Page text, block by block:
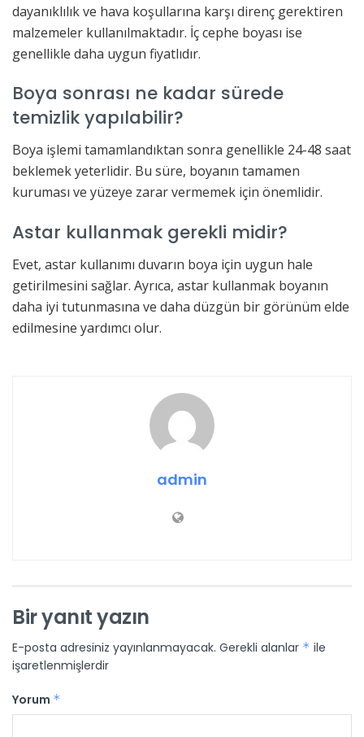
dayanıklılık ve hava koşullarına karşı direnç gerektiren
malzemeler kullanılmaktadır. İç cephe boyası ise
genellikle daha uygun fiyatlıdır.
Boya sonrası ne kadar sürede
temizlik yapılabilir?
Boya işlemi tamamlandıktan sonra genellikle 24-48 saat
beklemek yeterlidir. Bu süre, boyanın tamamen
kuruması ve yüzeye zarar vermemek için önemlidir.
Astar kullanmak gerekli midir?
Evet, astar kullanımı duvarın boya için uygun hale
getirilmesini sağlar. Ayrıca, astar kullanmak boyanın
daha iyi tutunmasına ve daha düzgün bir görünüm elde
edilmesine yardımcı olur.
admin
Bir yanıt yazın
E-posta adresiniz yayınlanmayacak. Gerekli alanlar * ile
işaretlenmişlerdir
Yorum *